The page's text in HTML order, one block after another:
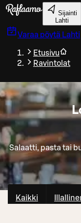
Siirry pääsisältöön
Sijainti
Lahti
Varaa pöytä Lahti
Etusivu
Ravintolat
Salaatti, pasta tai
Kaikki